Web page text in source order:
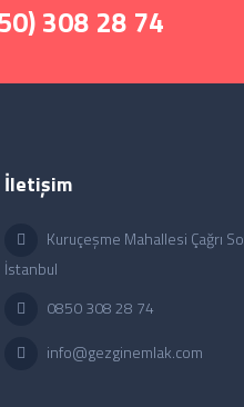
308 28 74
İletişim
Kuruçeşme Mahallesi Çağrı
İstanbul
0850 308 28 74
info@gezginemlak.com